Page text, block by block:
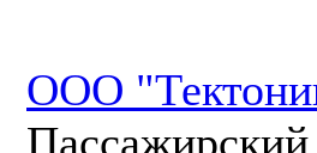
ООО
Пассажирский